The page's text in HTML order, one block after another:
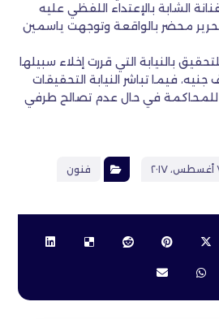
الشابة بالإعتداء اللفظي عليه
محضر بالواقعة وتوجهت ياسمين
بالنيابة التي قررت إخلاء سبيلها
مالية قدرها ٥ الآف جنيه، فيما تباشر النيابة التحقيقات
للمحاكمة في حال عدم تصالح طرفي
فنون